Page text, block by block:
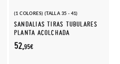
(1 COLORES) (TALLA 35 - 41)
SANDALIAS TIRAS TUBULARES
PLANTA ACOLCHADA
52,95€